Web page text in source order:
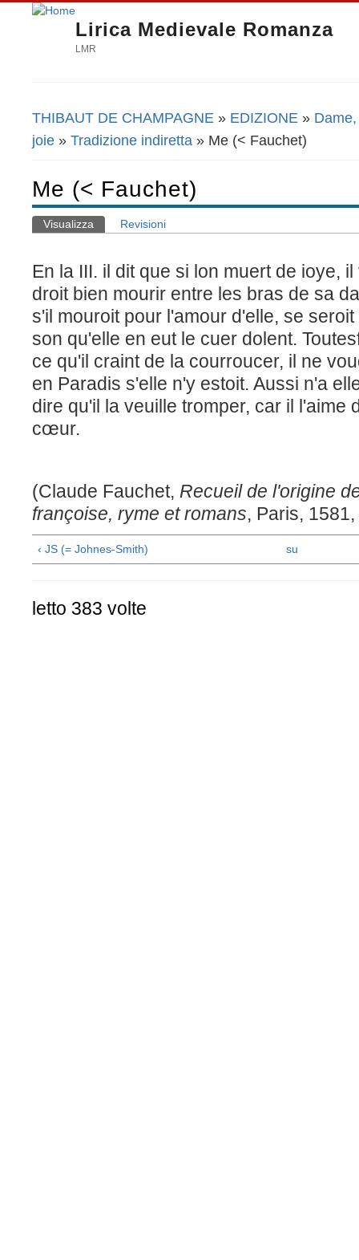
Lirica Medievale Romanza
LMR
Tu sei qui
THIBAUT DE CHAMPAGNE » EDIZIONE »
joie » Tradizione indiretta » Me (< Fauchet)
Me (< Fauchet)
Schede primarie
Visualizza (scheda attiva)
Revisioni
En la III. il dit que si lon muert de ioye, il
droit bien mourir entre les bras de sa
s'il mouroit pour l'amour d'elle, se
son qu'elle en eut le cuer dolent.
ce qu'il craint de la courroucer, il ne
en Paradis s'elle n'y estoit. Aussi n'a
dire qu'il la veuille tromper, car il l'aime
cœur.
(Claude Fauchet, Recueil de l'origine
françoise, ryme et romans, Paris,
‹ JS (= Johnes-Smith) su
letto 383 volte